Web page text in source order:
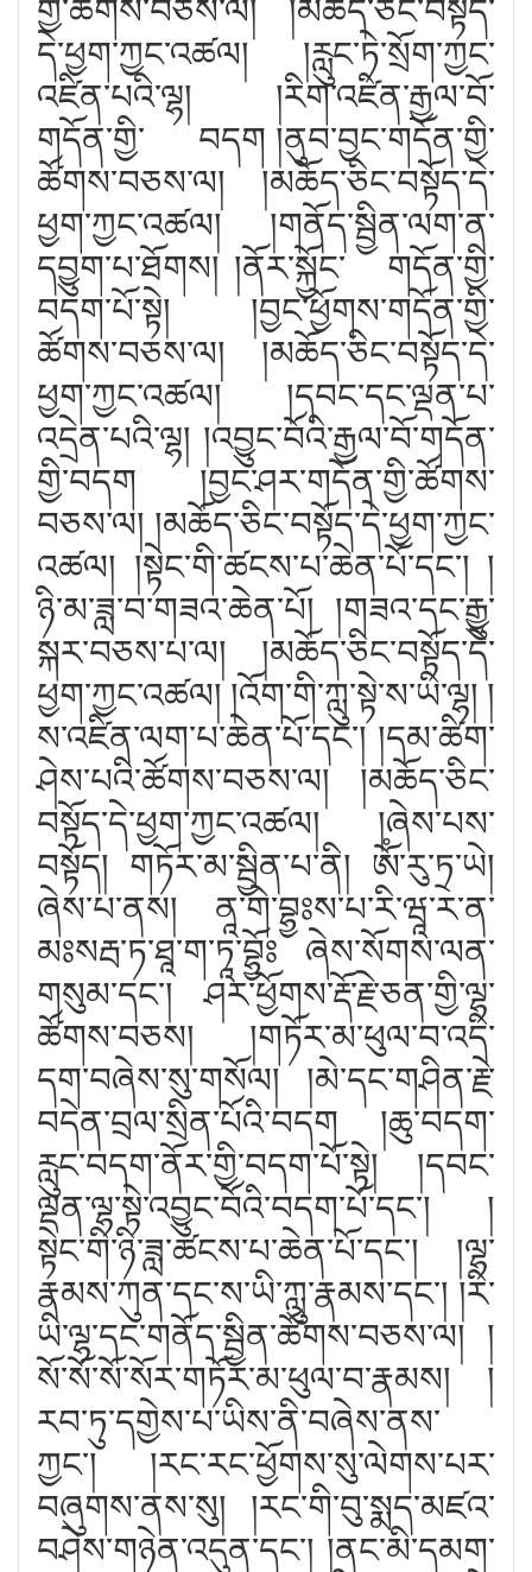
གྱི་ཚོགས་བཅས་ལ། །མཆོད་ཅིང་བསྟོད་
དེ་ཕྱག་ཀྱང་འཚལ། །རླུང་ཏེ་སྲོག་ཀྱང་
འཛིན་པའི་ལྷ། །རིག་འཛིན་རྒྱལ་བོ་
གདོན་གྱི་
བདག །ནུབ་བྱང་གདོན་གྱི་
ཚོགས་བཅས་ལ། །མཆོད་ཅིང་བསྟོད་དེ་
ཕྱག་ཀྱང་འཚལ། །གནོད་སྦྱིན་ལག་ན་
དབྱུག་པ་ཐོགས། །ནོར་སྐྱོང་
གདོན་གྱི་
བདག་པོ་སྟེ། །བྱང་ཕྱོགས་གདོན་གྱི་
ཚོགས་བཅས་ལ། །མཆོད་ཅིང་བསྟོད་དེ་
ཕྱག་ཀྱང་འཚལ། །དབང་དང་ལྡན་པ་
འདྲེན་པའི་ལྷ། །འབྱུང་བོའི་རྒྱལ་བོ་གདོན་
གྱི་བདག །བྱང་ཤར་གདོན་གྱི་ཚོགས་
བཅས་ལ། །མཆོད་ཅིང་བསྟོད་དེ་ཕྱག་ཀྱང་
འཚལ། །སྟེང་གི་ཚངས་པ་ཆེན་པོ་དང༌། །
ཉི་མ་ཟླ་བ་གཟའ་ཆེན་པོ། །གཟའ་དང་རྒྱུ་
སྐར་བཅས་པ་ལ། །མཆོད་ཅིང་བསྟོད་དེ་
ཕྱག་ཀྱང་འཚལ། །འོག་གི་ཀླུ་སྟེ་ས་ཡི་ལྷ། །
ས་འཛིན་ལག་པ་ཆེན་པོ་དང༌། །དམ་ཚིག་
ཤེས་པའི་ཚོགས་བཅས་ལ། །མཆོད་ཅིང་
བསྟོད་དེ་ཕྱག་ཀྱང་འཚལ། །ཞེས་པས་
བསྟོད། གཏོར་མ་སྦྱིན་པ་ནི། ཨོཾ་རུ་ཏྲ་ཡེ།
ཞེས་པ་ནས། ནཱ་གེ་བྷྱཿས་པ་རི་ཝཱ་ར་ན་
མཿསརྦ་ཏ་ཐཱ་ག་ཏཱ་བྷྱོཿ ཞེས་སོགས་ལན་
གསུམ་དང༌། ཤར་ཕྱོགས་རྡོ་རྗེ་ཅན་གྱི་ལྷ་
ཚོགས་བཅས། །གཏོར་མ་ཕུལ་བ་འདི་
དག་བཞེས་སུ་གསོལ། །མེ་དང་གཤིན་རྗེ་
བདེན་བྲལ་སྲིན་པོའི་བདག །ཆུ་བདག་
རླུང་བདག་ནོར་གྱི་བདག་པོ་སྟེ། །དབང་
ལྡན་ལྷ་སྟེ་འབྱུང་བོའི་བདག་པོ་དང༌། །
སྟེང་གི་ཉི་ཟླ་ཚངས་པ་ཆེན་པོ་དང༌། །ལྷ་
རྣམས་ཀུན་དང་ས་ཡི་ཀླུ་རྣམས་དང༌། །རི་
ཡི་ལྷ་དང་གནོད་སྦྱིན་ཚོགས་བཅས་ལ། །
སོ་སོ་སོ་སོར་གཏོར་མ་ཕུལ་བ་རྣམས། །
རབ་ཏུ་དགྱེས་པ་ཡིས་ནི་བཞེས་ནས་
ཀྱང༌། །རང་རང་ཕྱོགས་སུ་ལེགས་པར་
བཞུགས་ནས་སུ། །རང་གི་བུ་སྨད་མཛའ་
བཤེས་གཉེན་འདུན་དང༌། །ནང་མི་དམག་